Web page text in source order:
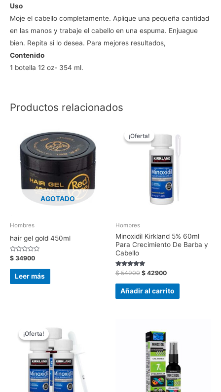
Uso
Moje el cabello completamente. Aplique una pequeña cantidad
en las manos y trabaje el cabello en una espuma. Enjuague
bien. Repita si lo desea. Para mejores resultados,
Contenido
1 botella 12 oz- 354 ml.
Productos relacionados
AGOTADO
Hombres
hair gel gold 450ml
Valorado
con
0
de
$ 34900
Leer más
¡Oferta!
¡Oferta!
Hombres
Minoxidil Kirkland 5% 60ml
Para Crecimiento De Barba y
Cabello
Valorado
con
4.82
de 5
$54900
original
era:
$ 54900.
$ 42900
es:
$ 42900.
Añadir al carrito
¡Oferta!
¡Oferta!
precio
original
era:
$ 149900.
actual
$ 114900.